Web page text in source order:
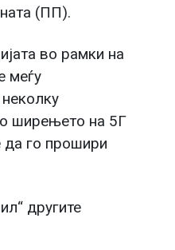
(ПП).
во рамки на
меѓу
ширењето на 5Г
да го прошири
другите